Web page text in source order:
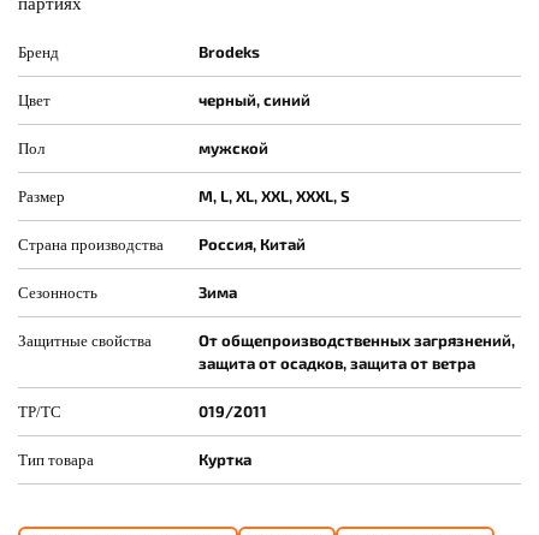
Бренд Brodeks
Цвет черный, синий
Пол мужской
Размер M, L, XL, XXL, XXXL, S
Страна производства Россия, Китай
Сезонность Зима
Защитные свойства
От общепроизводственных загрязнений,
защита от осадков, защита от ветра
ТР/ТС 019/2011
Тип товара Куртка